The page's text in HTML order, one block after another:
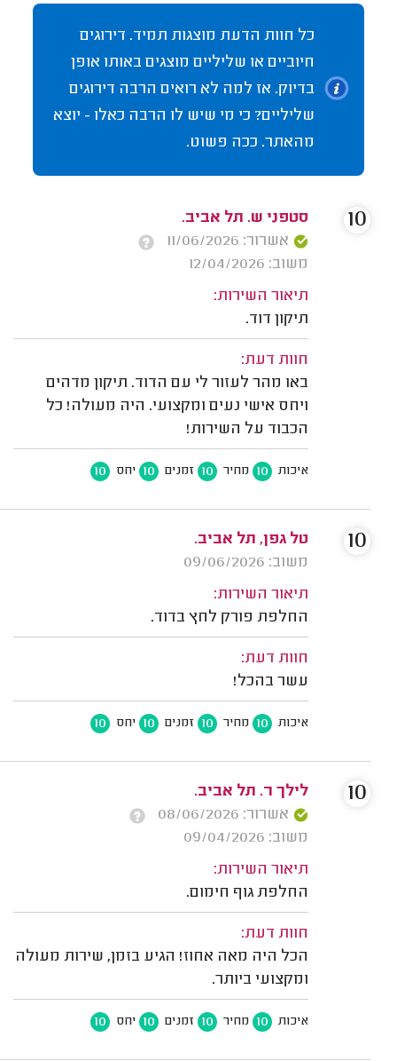
כל חוות הדעת מוצגות תמיד. דירוגים
חיוביים או שליליים מוצגים באותו אופן
בדיוק. אז למה לא רואים הרבה דירוגים
שליליים? כי מי שיש לו הרבה כאלו - יוצא
מהאתר. ככה פשוט.
סטפני ש. תל אביב.
אשרור: 11/06/2026
משוב: 12/04/2026
תיאור השירות:
תיקון דוד.
חוות דעת:
באו מהר לעזור לי עם הדוד. תיקון מדהים
ויחס אישי נעים ומקצועי. היה מעולה! כל
הכבוד על השירות!
איכות 10 מחיר 10 זמנים 10 יחס 10
10
טל גפן, תל אביב.
משוב: 09/06/2026
תיאור השירות:
החלפת פורק לחץ בדוד.
חוות דעת:
עשר בהכל!
איכות 10 מחיר 10 זמנים 10 יחס 10
10
לילך ר. תל אביב.
אשרור: 08/06/2026
משוב: 09/04/2026
תיאור השירות:
החלפת גוף חימום.
חוות דעת:
הכל היה מאה אחוז! הגיע בזמן, שירות מעולה
ומקצועי ביותר.
איכות 10 מחיר 10 זמנים 10 יחס 10
10